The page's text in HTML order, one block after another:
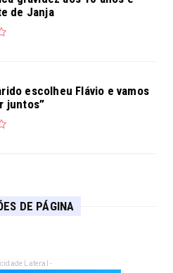
de Janja
escolheu Flávio e vamos
juntos”
DE PÁGINA
Lateral -